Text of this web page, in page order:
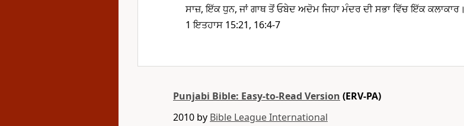
ਸਾਜ਼, ਇੱਕ ਧੁਨ, ਜਾਂ ਗਾਥ ਤੋਂ ਓਬੇਦ ਅਦੋਮ ਜਿਹਾ ਮੰਦਰ ਦੀ ਸਭਾ ਵਿੱਚ ਇੱਕ ਕਲਾਕਾਰ।
1 ਇਤਹਾਸ 15:21, 16:4-7
Punjabi Bible: Easy-to-Read Version (ERV-PA)
2010 by Bible League International